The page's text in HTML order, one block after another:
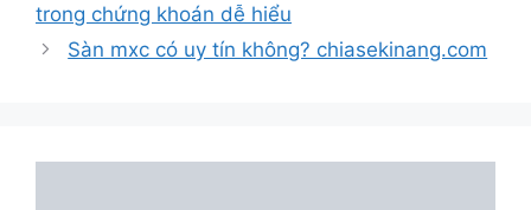
trong chứng khoán dễ hiểu
Sàn mxc có uy tín không? chiasekinang.com